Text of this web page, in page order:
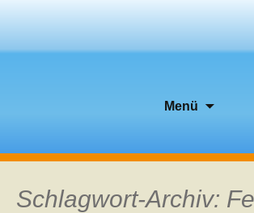
Menü
Schlagwort-Archiv: